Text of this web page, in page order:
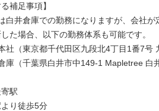
補足事項】
白井倉庫での勤務になりますが、会社
た場合、以下の勤務体系も可能です。
社（東京都千代田区九段北4丁目1番7号
庫（千葉県白井市中149-1 Mapletree 白
駅
より徒歩5分